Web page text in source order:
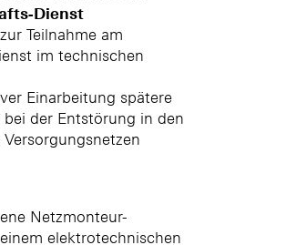
Dienst
Teilnahme am
im technischen
Einarbeitung spätere
der Entstörung in den
Netzmonteur-
elektrotechnischen